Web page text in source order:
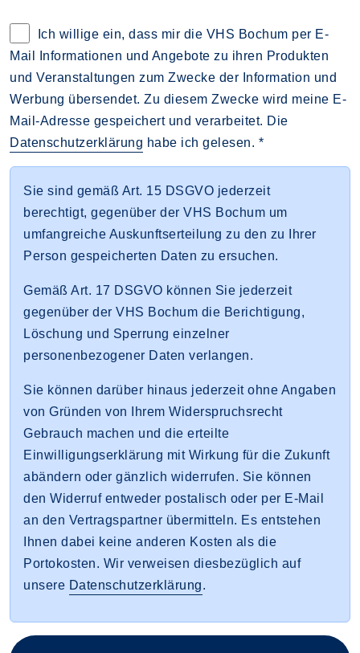
Datenschutzerklärung im neuen Browsertab öffnen
Ich willige ein, dass mir die VHS Bochum per E-
Mail Informationen und Angebote zu ihren Produkten
und Veranstaltungen zum Zwecke der Information und
Werbung übersendet. Zu diesem Zwecke wird meine E-
Mail-Adresse gespeichert und verarbeitet. Die
Datenschutzerklärung habe ich gelesen. *
Sie sind gemäß Art. 15 DSGVO jederzeit
berechtigt, gegenüber der VHS Bochum um
umfangreiche Auskunftserteilung zu den zu Ihrer
Person gespeicherten Daten zu ersuchen.
Gemäß Art. 17 DSGVO können Sie jederzeit
gegenüber der VHS Bochum die Berichtigung,
Löschung und Sperrung einzelner
personenbezogener Daten verlangen.
Sie können darüber hinaus jederzeit ohne Angaben
von Gründen von Ihrem Widerspruchsrecht
Gebrauch machen und die erteilte
Einwilligungserklärung mit Wirkung für die Zukunft
abändern oder gänzlich widerrufen. Sie können
den Widerruf entweder postalisch oder per E-Mail
an den Vertragspartner übermitteln. Es entstehen
Ihnen dabei keine anderen Kosten als die
Portokosten. Wir verweisen diesbezüglich auf
unsere Datenschutzerklärung.